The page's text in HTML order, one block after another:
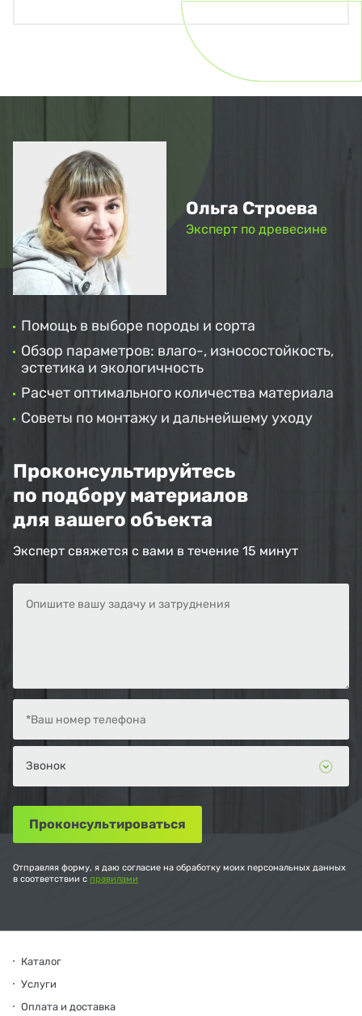
Ольга Строева
Эксперт по древесине
Помощь в выборе породы и сорта
Обзор параметров: влаго-, износостойкость,
эстетика и экологичность
Расчет оптимального количества материала
Советы по монтажу и дальнейшему уходу
Проконсультируйтесь
по подбору материалов
для вашего объекта
Эксперт свяжется с вами в течение 15 минут
Отправляя форму, я даю согласие на обработку моих персональных данных
в соответствии с правилами
Каталог
Услуги
Оплата и доставка